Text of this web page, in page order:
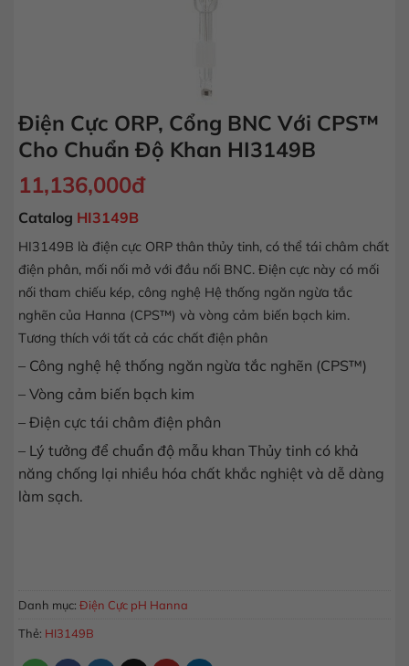
Điện Cực ORP, Cổng BNC Với CPS™
Cho Chuẩn Độ Khan HI3149B
11,136,000đ
Catalog HI3149B
HI3149B là điện cực ORP thân thủy tinh, có thể tái châm chất
điện phân, mối nối mở với đầu nối BNC. Điện cực này có mối
nối tham chiếu kép, công nghệ Hệ thống ngăn ngừa tắc
nghẽn của Hanna (CPS™) và vòng cảm biến bạch kim.
Tương thích với tất cả các chất điện phân
– Công nghệ hệ thống ngăn ngừa tắc nghẽn (CPS™)
– Vòng cảm biến bạch kim
– Điện cực tái châm điện phân
– Lý tưởng để chuẩn độ mẫu khan Thủy tinh có khả
năng chống lại nhiều hóa chất khắc nghiệt và dễ dàng
làm sạch.
Danh mục: Điện Cực pH Hanna
Thẻ: HI3149B